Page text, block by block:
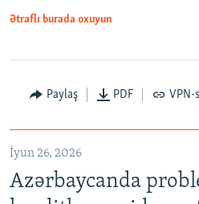
Auto 240p
720p
Ətraflı burada oxuyun
Paylaş PDF VPN-
İyun 26, 2026
Azərbaycanda